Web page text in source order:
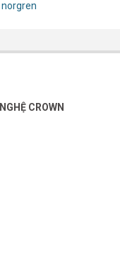
norgren
CROWN